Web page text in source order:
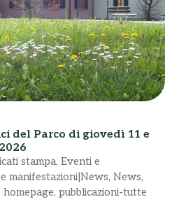
del Parco di giovedì 11 e
stampa, Eventi e
manifestazioni|News, News,
homepage, pubblicazioni-tutte